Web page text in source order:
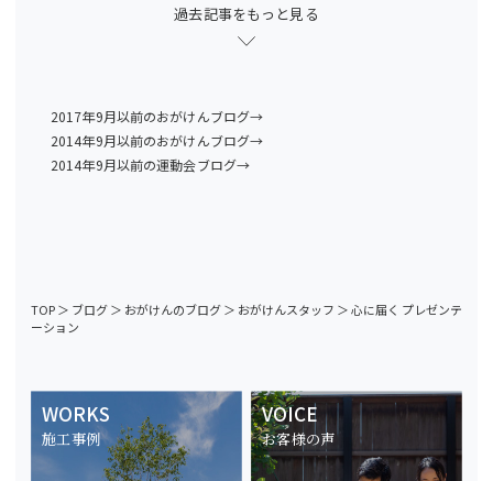
過去記事をもっと見る
2017年9月以前のおがけんブログ→
2014年9月以前のおがけんブログ→
2014年9月以前の運動会ブログ→
TOP＞ ブログ＞ おがけんのブログ＞ おがけんスタッフ ＞心に届く プレゼンテ
ーション
WORKS
施工事例
VOICE
お客様の声